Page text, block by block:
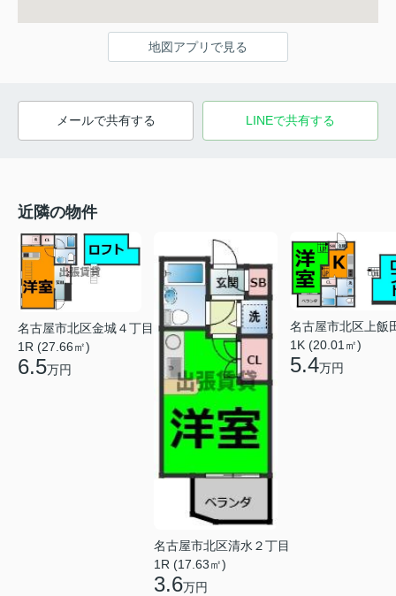
地図アプリで見る
メールで共有する LINEで共有する
近隣の物件
名古屋市北区金城４丁目
1R (27.66㎡)
6.5万円
名古屋市北区清水２丁目
1R (17.63㎡)
3.6万円
名古屋市北区上飯
1K (20.01㎡)
5.4万円